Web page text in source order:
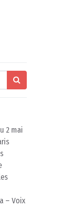
2 mai
– Voix